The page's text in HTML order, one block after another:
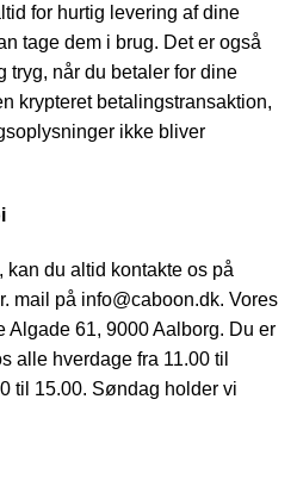
for hurtig levering af dine
tage dem i brug. Det er også
tryg, når du betaler for dine
krypteret betalingstransaktion,
ikke bliver
du altid kontakte os på
mail på info@caboon.dk. Vores
Algade 61, 9000 Aalborg. Du er
alle hverdage fra 11.00 til
til 15.00. Søndag holder vi